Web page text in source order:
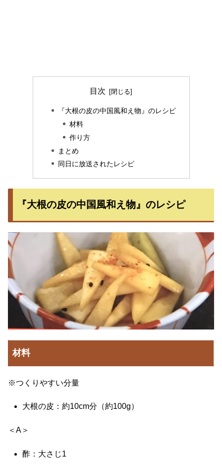
目次
『大根の皮の中国風和え物』のレシピ
材料
作り方
まとめ
同日に放送されたレシピ
『大根の皮の中国風和え物』のレシピ
材料
※つくりやすい分量
大根の皮：約10cm分（約100g）
＜A＞
酢：大さじ1